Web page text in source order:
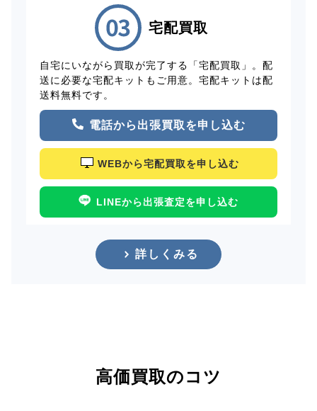
宅配買取
自宅にいながら買取が完了する「宅配買取」。配
送に必要な宅配キットもご用意。宅配キットは配
送料無料です。
電話から出張買取を申し込む
WEBから宅配買取を申し込む
LINEから出張査定を申し込む
詳しくみる
高価買取のコツ